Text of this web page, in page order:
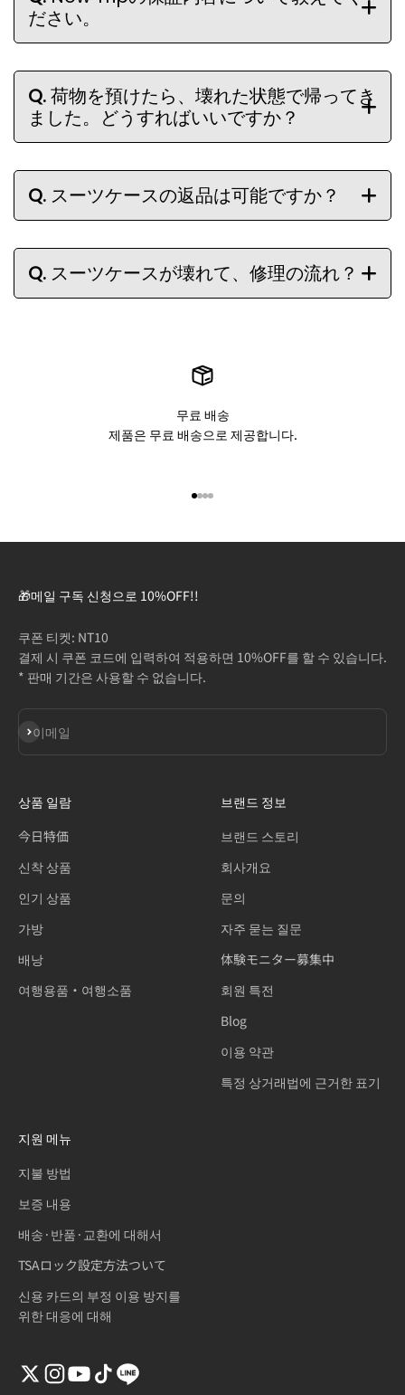
ださい。
Q.荷物を預けたら、壊れた状態で帰ってき
ました。どうすればいいですか？
Q. スーツケースの返品は可能ですか？
Q. スーツケースが壊れて、修理の流れ？
무료 배송
제품은 무료 배송으로 제공합니다.
🎁메일 구독 신청으로 10%OFF!!
쿠폰 티켓: NT10
결제 시 쿠폰 코드에 입력하여 적용하면 10%OFF를 할 수 있습니다.
* 판매 기간은 사용할 수 없습니다.
이메일
구독
상품 일람
今日特価
신착 상품
인기 상품
가방
배낭
여행용품・여행소품
브랜드 정보
브랜드 스토리
회사개요
문의
자주 묻는 질문
体験モニター募集中
회원 특전
Blog
이용 약관
특정 상거래법에 근거한 표기
지원 메뉴
지불 방법
보증 내용
배송·반품·교환에 대해서
TSAロック設定方法ついて
신용 카드의 부정 이용 방지를
위한 대응에 대해